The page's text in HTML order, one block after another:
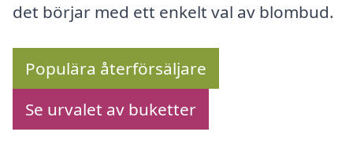
det börjar med ett enkelt val av blombud.
Populära återförsäljare
Se urvalet av buketter